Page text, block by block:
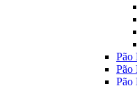
Pão
Pão
Pão